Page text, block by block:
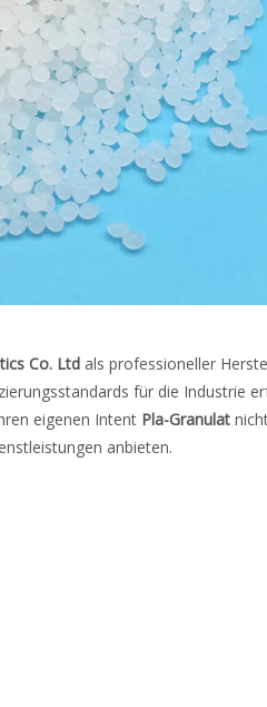
Co. Ltd als professioneller
für die Industrie
eigenen Intent Pla-Granulat
anbieten.